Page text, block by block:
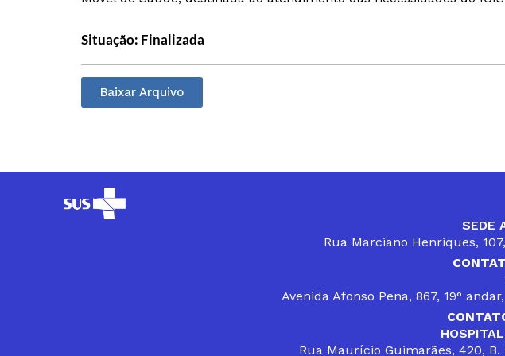
Situação: Finalizada
Baixar Arquivo
SEDE
Rua Marciano Henriques,
Avenida Afonso Pena, 867, 19°
Rua Maurício Guimarães, 420,